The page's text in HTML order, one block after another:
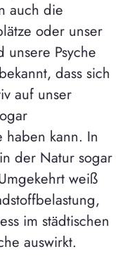
auch die
oder unser
Psyche
dass sich
auf unser
haben kann. In
der Natur sogar
weiß
im städtischen
auswirkt.